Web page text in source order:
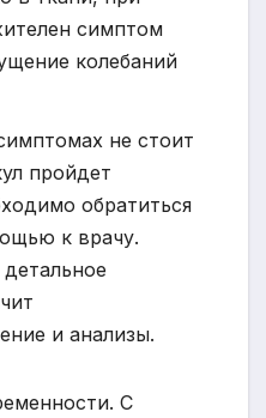
симптом
колебаний
не стоит
пройдет
обратиться
к врачу.
и анализы.
С